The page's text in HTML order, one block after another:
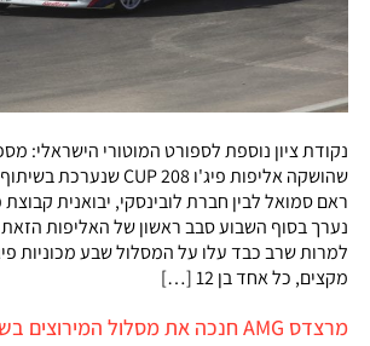
נקודת ציון נוספת לספורט המוטורי הישראלי:
ראם סמואל לבין חברת לובינסקי, יבואנית קבוצת
נערך בסוף השבוע סבב ראשון של האליפות הזאת
מקצים, כל אחד בן 12 […]
מרצדס AMG חנכה את מסלול המירוצים בשדה תימן